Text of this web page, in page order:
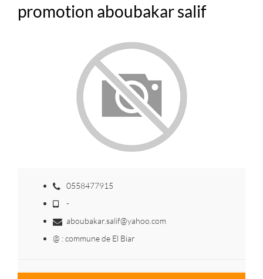
promotion aboubakar salif
0558477915
-
aboubakar.salif@yahoo.com
@ : commune de El Biar